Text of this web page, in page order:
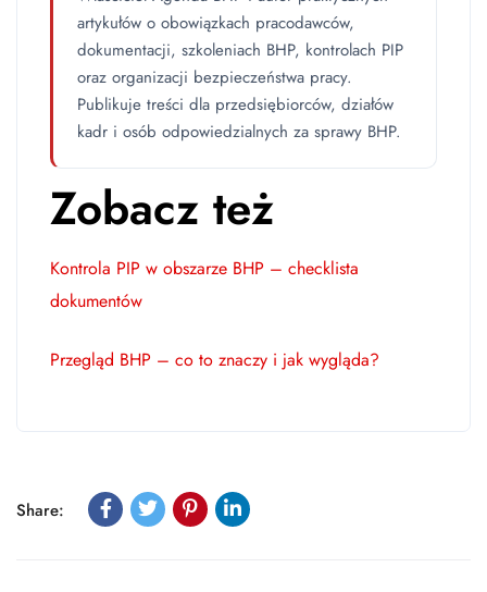
artykułów o obowiązkach pracodawców,
dokumentacji, szkoleniach BHP, kontrolach PIP
oraz organizacji bezpieczeństwa pracy.
Publikuje treści dla przedsiębiorców, działów
kadr i osób odpowiedzialnych za sprawy BHP.
Zobacz też
Kontrola PIP w obszarze BHP – checklista
dokumentów
Przegląd BHP – co to znaczy i jak wygląda?
Share: